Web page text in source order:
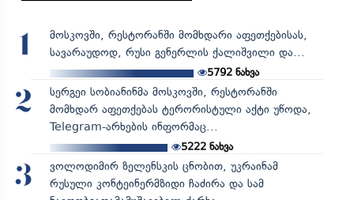
1
მოსკოვში, რესტორანში მომხდარი აფეთქებისას,
სავარაუდოდ, რუსი გენერლის ქალიშვილი და...
5792 ნახვა
2
სერგეი სობიანინმა მოსკოვში, რესტორანში
მომხდარ აფეთქებას ტერორისტული აქტი უწოდა,
Telegram-არხების ინფორმაც...
5222ნახვა
3
ვოლოდიმირ ზელენსკის ცნობით, უკრაინამ
რუსული კონტეინერმზიდი ჩაძირა და სამ